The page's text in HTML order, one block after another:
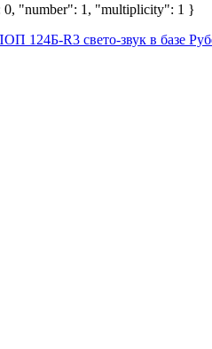
"number": 1, "multiplicity": 1 }